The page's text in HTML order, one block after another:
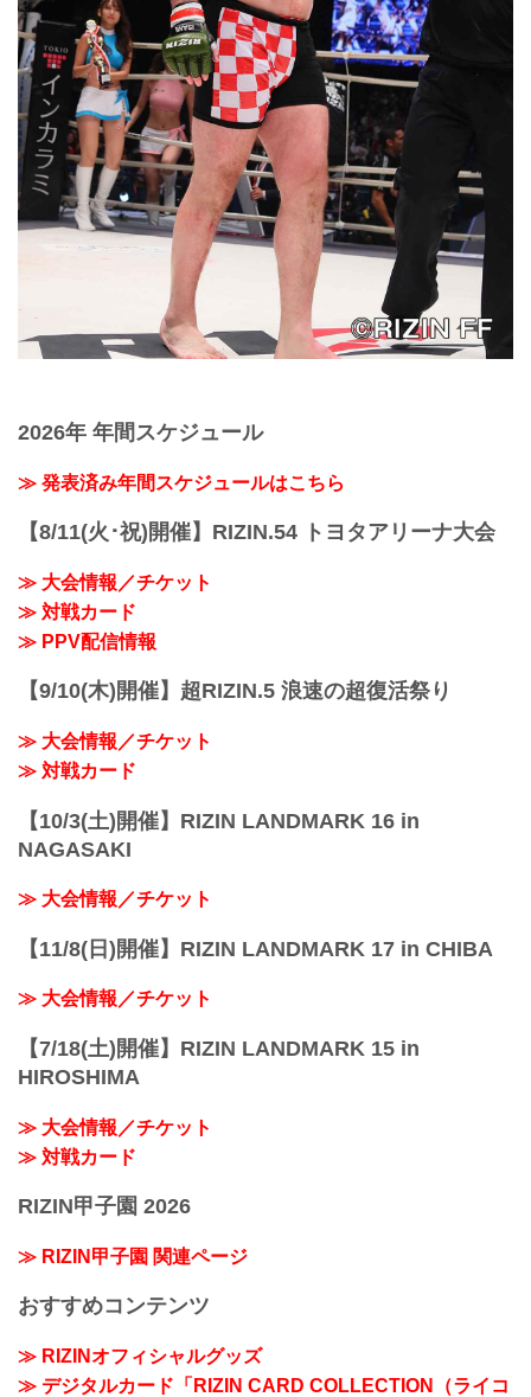
2026年 年間スケジュール
≫ 発表済み年間スケジュールはこちら
【8/11(火･祝)開催】RIZIN.54 トヨタアリーナ大会
≫ 大会情報／チケット
≫ 対戦カード
≫ PPV配信情報
【9/10(木)開催】超RIZIN.5 浪速の超復活祭り
≫ 大会情報／チケット
≫ 対戦カード
【10/3(土)開催】RIZIN LANDMARK 16 in
NAGASAKI
≫ 大会情報／チケット
【11/8(日)開催】RIZIN LANDMARK 17 in CHIBA
≫ 大会情報／チケット
【7/18(土)開催】RIZIN LANDMARK 15 in
HIROSHIMA
≫ 大会情報／チケット
≫ 対戦カード
RIZIN甲子園 2026
≫ RIZIN甲子園 関連ページ
おすすめコンテンツ
≫ RIZINオフィシャルグッズ
≫ デジタルカード「RIZIN CARD COLLECTION（ライコ